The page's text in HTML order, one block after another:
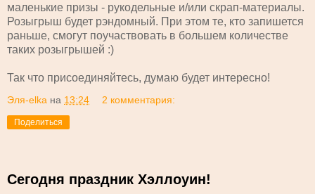
маленькие призы - рукодельные и/или скрап-материалы.
Розыгрыш будет рэндомный. При этом те, кто запишется
раньше, смогут поучаствовать в большем количестве
таких розыгрышей :)
Так что присоединяйтесь, думаю будет интересно!
Эля-elka на 13:24 2 комментария:
Поделиться
Сегодня праздник Хэллоуин!